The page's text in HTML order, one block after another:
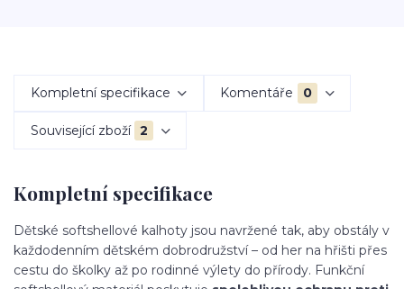
Kompletní specifikace Komentáře 0
Související zboží 2
Kompletní specifikace
Dětské softshellové kalhoty jsou navržené tak, aby obstály v
každodenním dětském dobrodružství – od her na hřišti přes
cestu do školky až po rodinné výlety do přírody. Funkční